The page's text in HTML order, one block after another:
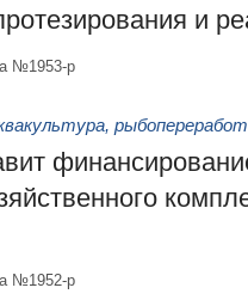
и
№1953-р
№1952-р